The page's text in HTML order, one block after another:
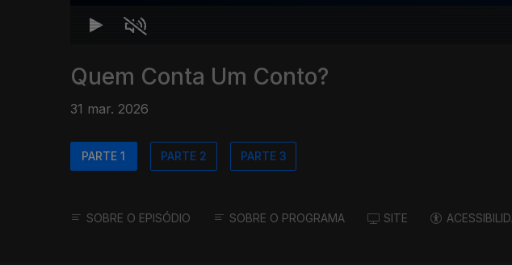
Quem Conta Um Conto?
31 mar. 2026
PARTE 1 PARTE 2 PARTE 3
SOBRE O EPISÓDIO SOBRE O PROGRAMA SITE